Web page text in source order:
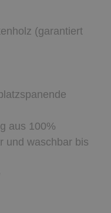
(garantiert
aus 100%
und waschbar bis